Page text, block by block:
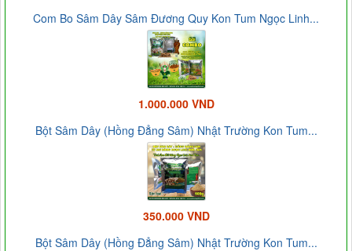
Com Bo Sâm Dây Sâm Đương Quy Kon Tum Ngọc Linh...
1.000.000 VND
Bột Sâm Dây (Hồng Đẳng Sâm) Nhật Trường Kon Tum...
350.000 VND
Bột Sâm Dây (Hồng Đẳng Sâm) Nhật Trường Kon Tum...